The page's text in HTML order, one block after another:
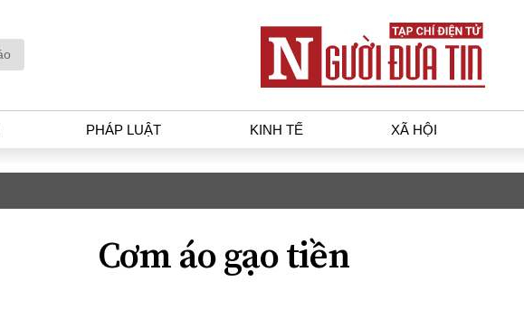
PHÁP LUẬT KINH TẾ XÃ HỘI
Góc nhìn luật gia
Tài chính - Ngân hàng
Cơm áo gạo tiền